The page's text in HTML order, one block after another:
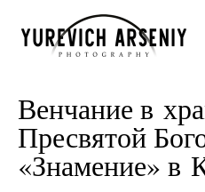
Венчание в
Пресвятой
«Знамение» в